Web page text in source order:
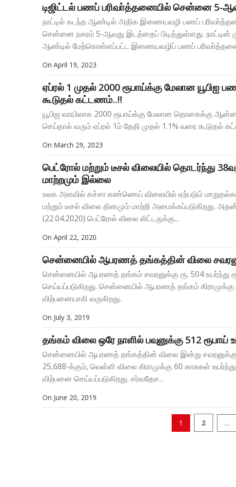
டிஜிட்டல் பணப் பரிவா்த்தனையில் சென்னை 5-
நாட்டில் கடந்த ஆண்டில் அதிக இணையவழி பணப்
சென்னை நகரம் 5-ஆவது இடத்தைப் பிடித்துள்ளது. நாட்டின்
ஆண்டில் மேற்கொள்ளப்பட்ட இணையவழிப் பணப்
On April 19, 2023
ஏப்ரல் 1 முதல் 2000 ரூபாய்க்கு மேலான யூபிஐ
கூடுதல் கட்டணம்..!!
யூபிஐ வாயிலாக 2000 ரூபாய்க்கு மேலான தொகைக்கு
செய்தால் வரும் ஏப்ரல் 1ம் தேதி முதல் 1.1% வரை கூடுதல்
On March 29, 2023
பெட்ரோல் மற்றும் டீசல் விலையில் தொடர்ந்து
மாற்றமும் இல்லை
உலக அளவில் கச்சா எண்ணெய் விலையில் ஏற்படும்
மற்றும் டீசல் விலை தினமும் மாற்றி அமைக்கப்படுகிறது.
(22.04.2020) பெட்ரோல் விலை லிட்டருக்கு...
On April 22, 2020
சென்னையில் ஆபரணத் தங்கத்தின் விலை
சென்னையில் ஆபரணத் தங்கம் சவரனுக்கு ரூ. 504 உயர்ந்து
செய்யப்படுகிறது. சென்னையில் ஆபரணத் தங்கம் கிராமுக்கு
விற்பனையாகி வருகிறது.
On July 3, 2019
தங்கம் விலை ஒரே நாளில் பவுனுக்கு 512 ரூபாய்
சென்னையில் ஆபரணத் தங்கத்தின் விலை இன்று சவரனுக்கு
25,688-க்கும், வெள்ளி விலை கிராமுக்கு 60 காசுகள்
விற்பனை செய்யப்படுகிறது. சர்வதேச...
On June 20, 2019
1 2 …